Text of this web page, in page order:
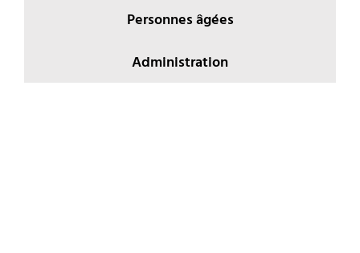
Personnes âgées
Administration